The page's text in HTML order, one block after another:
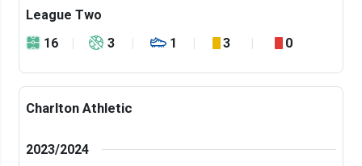
League Two
16
3 1 3 0
Charlton Athletic
2023/2024